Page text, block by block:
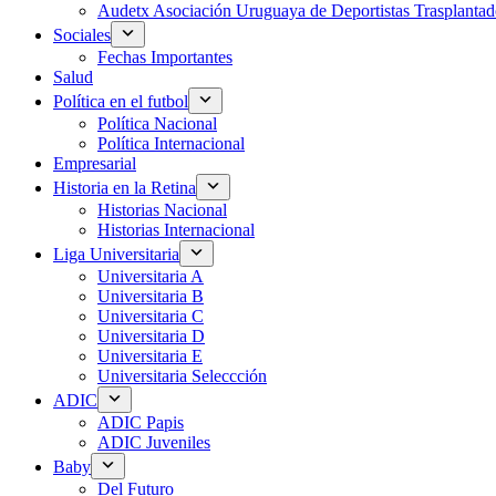
Audetx Asociación Uruguaya de Deportistas
Sociales
Fechas Importantes
Salud
Política en el futbol
Política Nacional
Política Internacional
Empresarial
Historia en la Retina
Historias Nacional
Historias Internacional
Liga Universitaria
Universitaria A
Universitaria B
Universitaria C
Universitaria D
Universitaria E
Universitaria Seleccción
ADIC
ADIC Papis
ADIC Juveniles
Baby
Del Futuro